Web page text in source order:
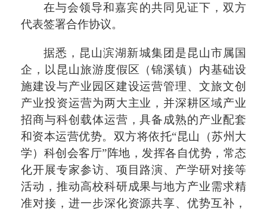
在与会领导和嘉宾的共同见证下，双方
代表签署合作协议。
据悉，昆山滨湖新城集团是昆山市属国
企，以昆山旅游度假区（锦溪镇）内基础设
施建设与产业园区建设运营管理、文旅文创
产业投资运营为两大主业，并深耕区域产业
招商与科创载体运营，具备成熟的产业配套
和资本运营优势。双方将依托“昆山（苏州大
学）科创会客厅”阵地，发挥各自优势，常态
化开展专家参访、项目路演、产学研对接等
活动，推动高校科研成果与地方产业需求精
准对接，进一步深化资源共享、优势互补，